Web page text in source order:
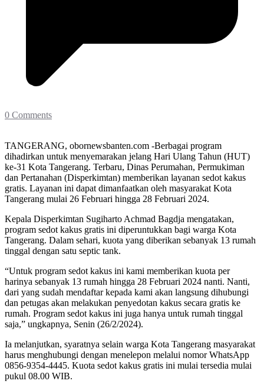
0 Comments
TANGERANG, obornewsbanten.com -Berbagai program
dihadirkan untuk menyemarakan jelang Hari Ulang Tahun (HUT)
ke-31 Kota Tangerang. Terbaru, Dinas Perumahan, Permukiman
dan Pertanahan (Disperkimtan) memberikan layanan sedot kakus
gratis. Layanan ini dapat dimanfaatkan oleh masyarakat Kota
Tangerang mulai 26 Februari hingga 28 Februari 2024.
Kepala Disperkimtan Sugiharto Achmad Bagdja mengatakan,
program sedot kakus gratis ini diperuntukkan bagi warga Kota
Tangerang. Dalam sehari, kuota yang diberikan sebanyak 13 rumah
tinggal dengan satu septic tank.
“Untuk program sedot kakus ini kami memberikan kuota per
harinya sebanyak 13 rumah hingga 28 Februari 2024 nanti. Nanti,
dari yang sudah mendaftar kepada kami akan langsung dihubungi
dan petugas akan melakukan penyedotan kakus secara gratis ke
rumah. Program sedot kakus ini juga hanya untuk rumah tinggal
saja,” ungkapnya, Senin (26/2/2024).
Ia melanjutkan, syaratnya selain warga Kota Tangerang masyarakat
harus menghubungi dengan menelepon melalui nomor WhatsApp
0856-9354-4445. Kuota sedot kakus gratis ini mulai tersedia mulai
pukul 08.00 WIB.